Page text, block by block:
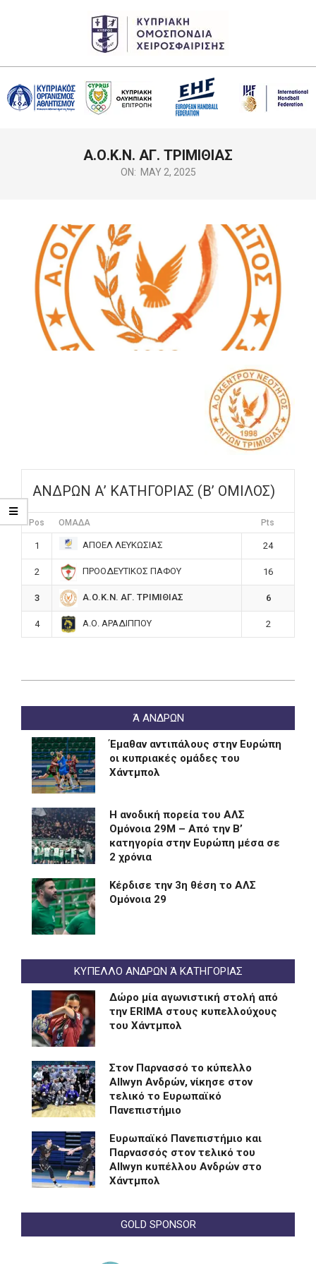
CHF
Α.Ο.Κ.Ν. ΑΓ. ΤΡΙΜΙΘΙΑΣ
ON: MAY 2, 2025
ΑΝΔΡΩΝ Α’ ΚΑΤΗΓΟΡΙΑΣ (Β’ ΟΜΙΛΟΣ)
Pos ΟΜΑΔΑ Pts
1 ΑΠΟΕΛ ΛΕΥΚΩΣΙΑΣ 24
2 ΠΡΟΟΔΕΥΤΙΚΟΣ ΠΑΦΟΥ 16
3 Α.Ο.Κ.Ν. ΑΓ. ΤΡΙΜΙΘΙΑΣ 6
4 Α.Ο. ΑΡΑΔΙΠΠΟΥ 2
05-
Ά ΑΝΔΡΩΝ
Έμαθαν αντιπάλους στην Ευρώπη
οι κυπριακές ομάδες του
Χάντμπολ
Η ανοδική πορεία του ΑΛΣ
Ομόνοια 29Μ – Από την Β’
κατηγορία στην Ευρώπη μέσα σε
2 χρόνια
Kέρδισε την 3η θέση το ΑΛΣ
Ομόνοια 29
ΚΥΠΕΛΛΟ ΑΝΔΡΩΝ Ά ΚΑΤΗΓΟΡΙΑΣ
Δώρο μία αγωνιστική στολή από
την ERIMA στους κυπελλούχους
του Χάντμπολ
Στον Παρνασσό το κύπελλο
Allwyn Ανδρών, νίκησε στον
τελικό το Ευρωπαϊκό
Πανεπιστήμιο
Eυρωπαϊκό Πανεπιστήμιο και
Παρνασσός στον τελικό του
Allwyn κυπέλλου Ανδρών στο
Χάντμπολ
GOLD SPONSOR